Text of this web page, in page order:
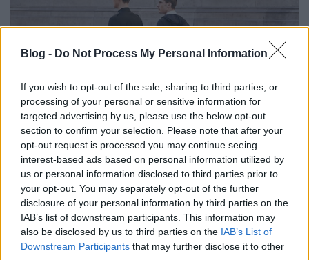
Blog - Do Not Process My Personal Information
If you wish to opt-out of the sale, sharing to third parties, or
processing of your personal or sensitive information for
targeted advertising by us, please use the below opt-out
section to confirm your selection. Please note that after your
opt-out request is processed you may continue seeing
interest-based ads based on personal information utilized by
us or personal information disclosed to third parties prior to
your opt-out. You may separately opt-out of the further
disclosure of your personal information by third parties on the
IAB’s list of downstream participants. This information may
also be disclosed by us to third parties on the IAB’s List of
Downstream Participants that may further disclose it to other